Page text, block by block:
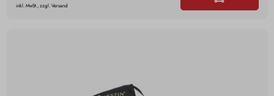
inkl. MwSt., zzgl. Versand